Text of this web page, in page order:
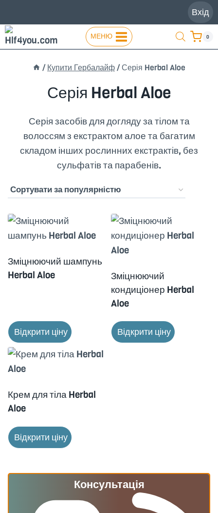
до
вмісту
Вхід
МЕНЮ 0
/ Купити Гербалайф/Серія Herbal Aloe
Серія Herbal Aloe
Серія засобів для догляду за тілом та
волоссям з екстрактом алое та багатим
складом інших рослинних екстрактів, без
сульфатів та парабенів.
Зміцнюючий шампунь
Herbal Aloe
Відкрити ціну
Зміцнюючий
кондиціонер Herbal
Aloe
Відкрити ціну
Крем для тіла Herbal
Aloe
Відкрити ціну
Консультація